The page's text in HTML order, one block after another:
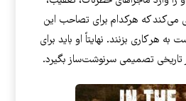
می‌کند که هرکدام برای تصاحب این
هر کاری بزنند. نهایتاً او باید برای
تاریخی تصمیمی سرنوشت‌ساز بگیرد.